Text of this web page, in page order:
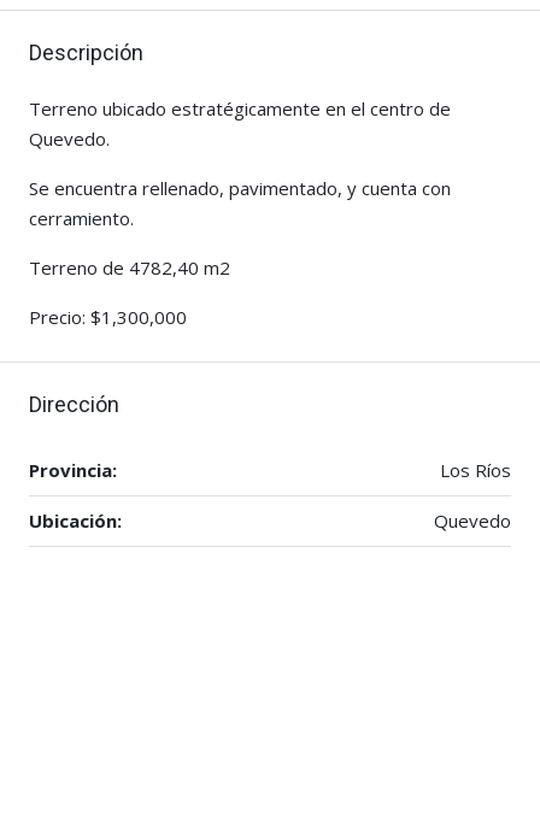
Descripción
Terreno ubicado estratégicamente en el centro de
Quevedo.
Se encuentra rellenado, pavimentado, y cuenta con
cerramiento.
Terreno de 4782,40 m2
Precio: $1,300,000
Dirección
Provincia: Los Ríos
Ubicación: Quevedo